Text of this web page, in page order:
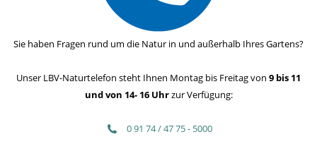
Sie haben Fragen rund um die Natur in und außerhalb Ihres Gartens?
Unser LBV-Naturtelefon steht Ihnen Montag bis Freitag von 9 bis 11
und von 14- 16 Uhrzur Verfügung:
0 91 74 / 47 75 - 5000